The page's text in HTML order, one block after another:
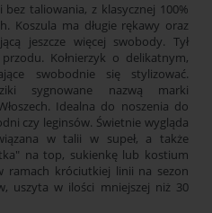
taliowania, z klasycznej 100%
Koszula ma długie rękawy oraz
jeszcze więcej swobody. Tył
Kołnierzyk o delikatnym,
swobodnie się stylizować.
sygnowane nazwą marki
Idealna do noszenia do
czy leginsów. Świetnie wygląda
w talii w supeł, a także
na top, sukienkę lub kostium
ramach króciutkiej linii na sezon
uszyta w ilości mniejszej niż 30